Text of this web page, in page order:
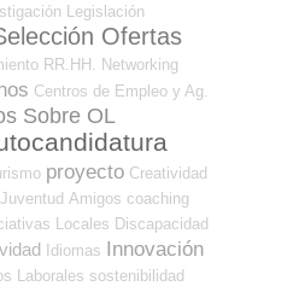
Legislación
Ofertas
RR.HH. Networking
Centros de Empleo y Ag.
Sobre OL
proyecto Creatividad
Juventud Amigos coaching
Locales Discapacidad
Idiomas Innovación
Laborales sostenibilidad